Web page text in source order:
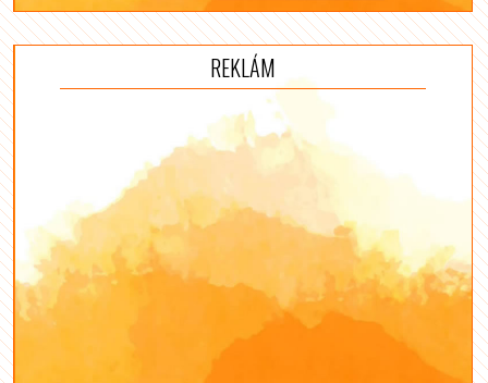
REKLÁM